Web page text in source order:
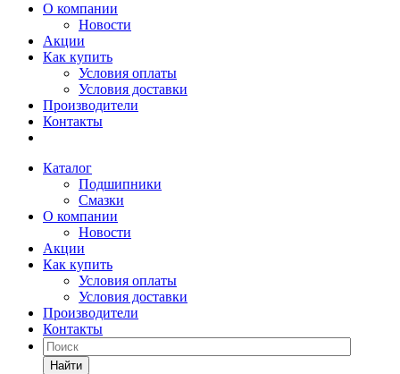
О компании
Новости
Акции
Как купить
Условия оплаты
Условия доставки
Производители
Контакты
Каталог
Подшипники
Смазки
О компании
Новости
Акции
Как купить
Условия оплаты
Условия доставки
Производители
Контакты
Найти